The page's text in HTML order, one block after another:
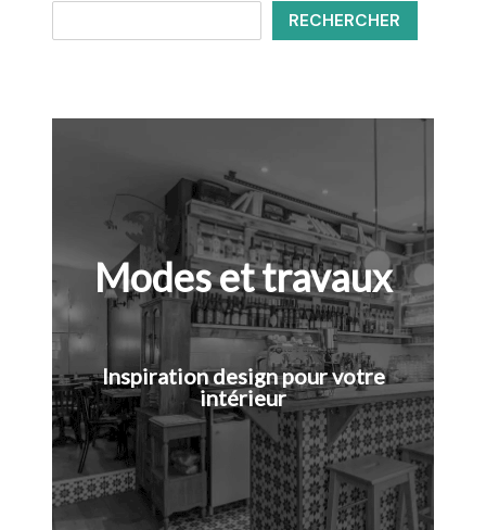
RECHERCHER
Modes et travaux
Inspiration design pour votre
intérieur